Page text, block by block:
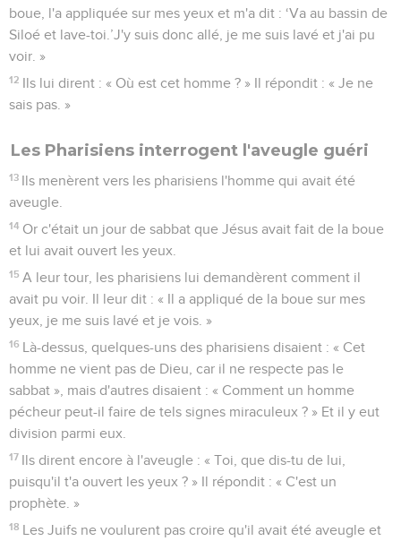
boue, l'a appliquée sur mes yeux et m'a dit : ‘Va au bassin de
Siloé et lave-toi.’J'y suis donc allé, je me suis lavé et j'ai pu
voir. »
12 Ils lui dirent : « Où est cet homme ? » Il répondit : « Je ne
sais pas. »
Les Pharisiens interrogent l'aveugle guéri
13 Ils menèrent vers les pharisiens l'homme qui avait été
aveugle.
14 Or c'était un jour de sabbat que Jésus avait fait de la boue
et lui avait ouvert les yeux.
15 A leur tour, les pharisiens lui demandèrent comment il
avait pu voir. Il leur dit : « Il a appliqué de la boue sur mes
yeux, je me suis lavé et je vois. »
16 Là-dessus, quelques-uns des pharisiens disaient : « Cet
homme ne vient pas de Dieu, car il ne respecte pas le
sabbat », mais d'autres disaient : « Comment un homme
pécheur peut-il faire de tels signes miraculeux ? » Et il y eut
division parmi eux.
17 Ils dirent encore à l'aveugle : « Toi, que dis-tu de lui,
puisqu'il t'a ouvert les yeux ? » Il répondit : « C'est un
prophète. »
18 Les Juifs ne voulurent pas croire qu'il avait été aveugle et